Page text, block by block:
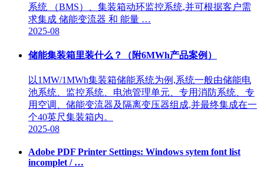
系统 （BMS）、集装箱动环监控系统,并可根据客户需
求集成 储能变流器 和 能量 …
2025-08
储能集装箱里装什么？（附6MWh产品案例）
以1MW/1MWh集装箱储能系统为例,系统一般由储能电
池系统、监控系统、电池管理单元、专用消防系统、专
用空调、储能变流器及隔离变压器组成,并最终集成在一
个40英尺集装箱内。
2025-08
Adobe PDF Printer Settings: Windows sytem font list
incomplet / …